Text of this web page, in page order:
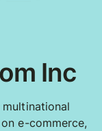
Inc
multinational
e-commerce,